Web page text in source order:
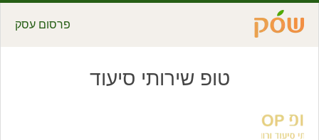
פרסום עסק
טופ שירותי סיעוד